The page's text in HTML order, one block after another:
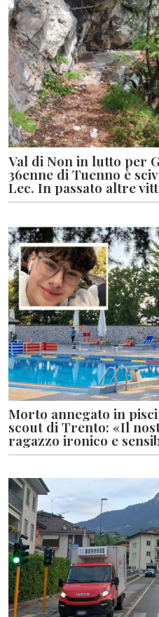
Val di Non in lutto per
36enne di Tuenno è
Lec. In passato altre
Morto annegato in
scout di Trento: «Il
ragazzo ironico e